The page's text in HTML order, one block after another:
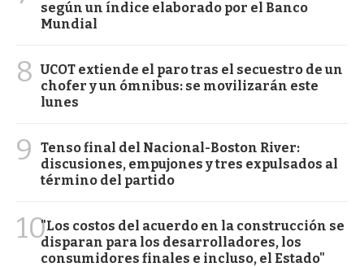
según un índice elaborado por el Banco
Mundial
8 UCOT extiende el paro tras el secuestro de un
chofer y un ómnibus: se movilizarán este
lunes
9
Tenso final del Nacional-Boston River:
discusiones, empujones y tres expulsados al
término del partido
10"Los costos del acuerdo en la construcción se
disparan para los desarrolladores, los
consumidores finales e incluso, el Estado"